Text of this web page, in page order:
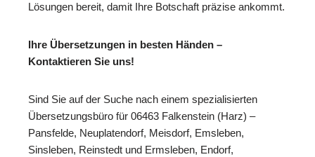
Lösungen bereit, damit Ihre Botschaft präzise ankommt.
Ihre Übersetzungen in besten Händen –
Kontaktieren Sie uns!
Sind Sie auf der Suche nach einem spezialisierten
Übersetzungsbüro für 06463 Falkenstein (Harz) –
Pansfelde, Neuplatendorf, Meisdorf, Emsleben,
Sinsleben, Reinstedt und Ermsleben, Endorf,